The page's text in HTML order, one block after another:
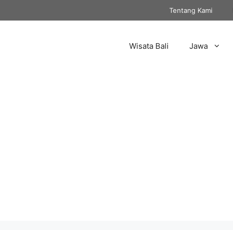
Tentang Kami
Wisata Bali Jawa